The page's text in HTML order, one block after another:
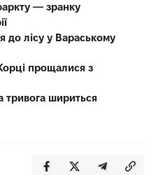
— зранку
до лісу у Вараському
прощалися з
тривога шириться